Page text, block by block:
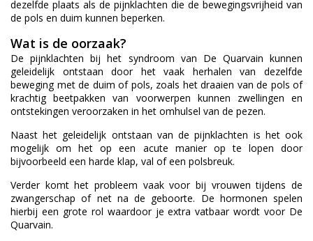
dezelfde plaats als de pijnklachten die de bewegingsvrijheid van
de pols en duim kunnen beperken.
Wat is de oorzaak?
De pijnklachten bij het syndroom van De Quarvain kunnen
geleidelijk ontstaan door het vaak herhalen van dezelfde
beweging met de duim of pols, zoals het draaien van de pols of
krachtig beetpakken van voorwerpen kunnen zwellingen en
ontstekingen veroorzaken in het omhulsel van de pezen.
Naast het geleidelijk ontstaan van de pijnklachten is het ook
mogelijk om het op een acute manier op te lopen door
bijvoorbeeld een harde klap, val of een polsbreuk.
Verder komt het probleem vaak voor bij vrouwen tijdens de
zwangerschap of net na de geboorte. De hormonen spelen
hierbij een grote rol waardoor je extra vatbaar wordt voor De
Quarvain.